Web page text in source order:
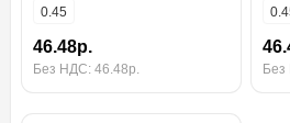
0.45
46.48р.
Без НДС: 46.48р.